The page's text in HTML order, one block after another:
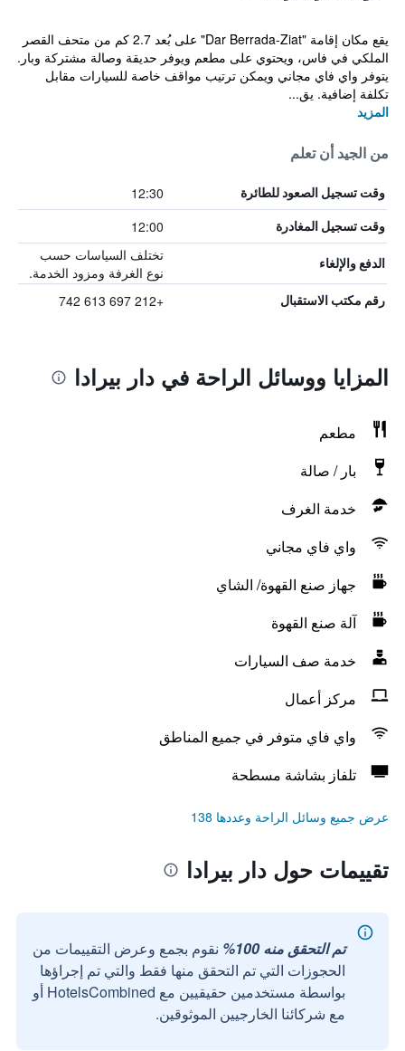
يقع مكان إقامة "Dar Berrada-Ziat" على بُعد 2.7 كم من متحف القصر
الملكي في فاس، ويحتوي على مطعم ويوفر حديقة وصالة مشتركة وبار.
يتوفر واي فاي مجاني ويمكن ترتيب مواقف خاصة للسيارات مقابل
تكلفة إضافية. يق...
المزيد
من الجيد أن تعلم
وقت تسجيل الصعود للطائرة 12:30
وقت تسجيل المغادرة 12:00
الدفع والإلغاء
تختلف السياسات حسب
نوع الغرفة ومزود الخدمة.
رقم مكتب الاستقبال +212 697 613 742
المزايا ووسائل الراحة في دار بيرادا
مطعم
بار / صالة
خدمة الغرف
واي فاي مجاني
جهاز صنع القهوة/ الشاي
آلة صنع القهوة
خدمة صف السيارات
مركز أعمال
واي فاي متوفر في جميع المناطق
تلفاز بشاشة مسطحة
عرض جميع وسائل الراحة وعددها 138
تقييمات حول دار بيرادا
تم التحقق منه 100%
نقوم بجمع وعرض التقييمات من
الحجوزات التي تم التحقق منها فقط والتي تم إجراؤها
بواسطة مستخدمين حقيقيين مع HotelsCombined أو
مع شركائنا الخارجيين الموثوقين.